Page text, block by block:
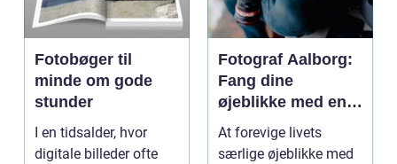
Fotobøger til
minde om gode
stunder
I en tidsalder, hvor
digitale billeder ofte
Fotograf Aalborg:
Fang dine
øjeblikke med en
professionel
fotograf
At forevige livets
særlige øjeblikke med